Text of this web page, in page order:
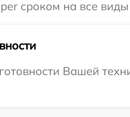
сроком на все
Вашей